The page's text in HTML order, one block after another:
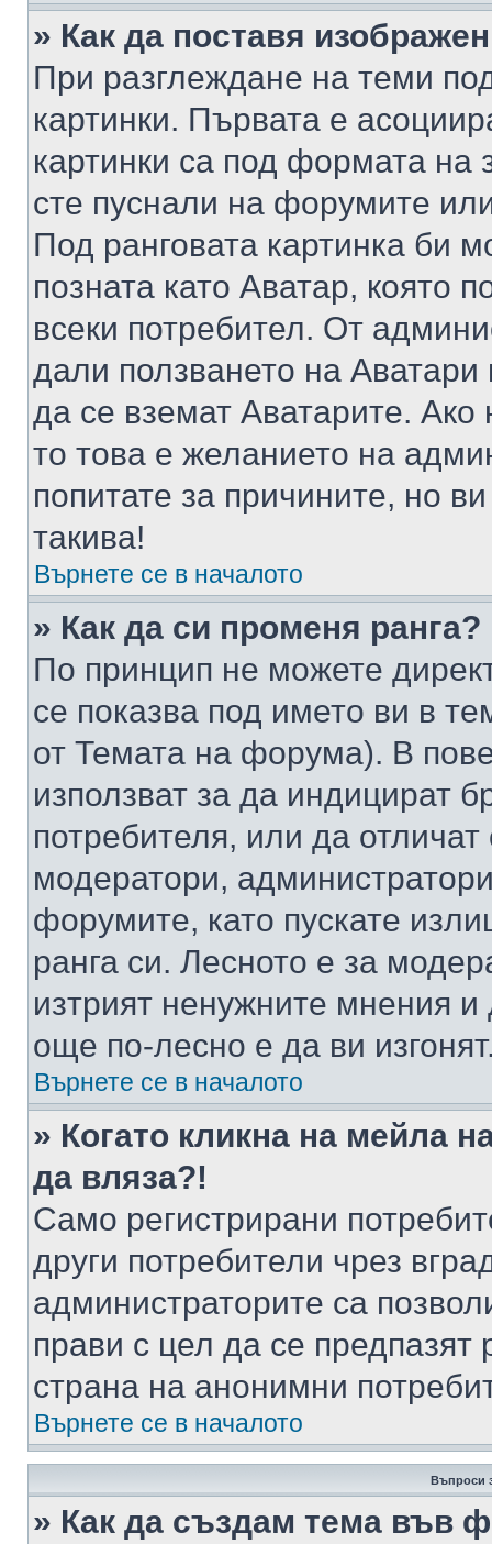
» Как да поставя
При разглеждане на теми
картинки. Първата е
картинки са под формата на
сте пуснали на форумите
Под ранговата картинка би
позната като Аватар, която
всеки потребител. От
дали ползването на
да се вземат Аватарите.
то това е желанието на
попитате за причините, но
такива!
Върнете се в началото
» Как да си променя ранга?
По принцип не можете
се показва под името ви в
от Темата на форума). В
използват за да индицират
потребителя, или да
модератори,
форумите, като пускате
ранга си. Лесното е за
изтрият ненужните мнения
още по-лесно е да ви
Върнете се в началото
» Когато кликна на мейла
да вляза?!
Само регистрирани
други потребители чрез
администраторите са
прави с цел да се предпазят
страна на анонимни
Върнете се в началото
Въпроси
» Как да създам тема във